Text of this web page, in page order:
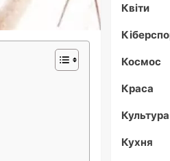
Квіти
Космос
Краса
Кухня